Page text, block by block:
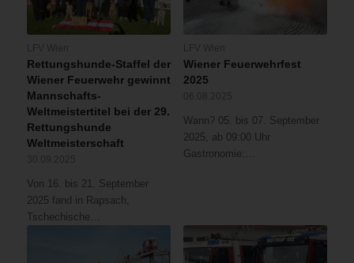
Rettungshunde-Staffel der
Wiener Feuerwehr gewinnt
Mannschafts-
Weltmeistertitel bei der 29.
Rettungshunde
Weltmeisterschaft
Von 16. bis 21. September
2025 fand in Rapsach,
Tschechische…
Wiener Feuerwehrfest
2025
Wann? 05. bis 07. September
2025, ab 09:00 Uhr
Gastronomie:…